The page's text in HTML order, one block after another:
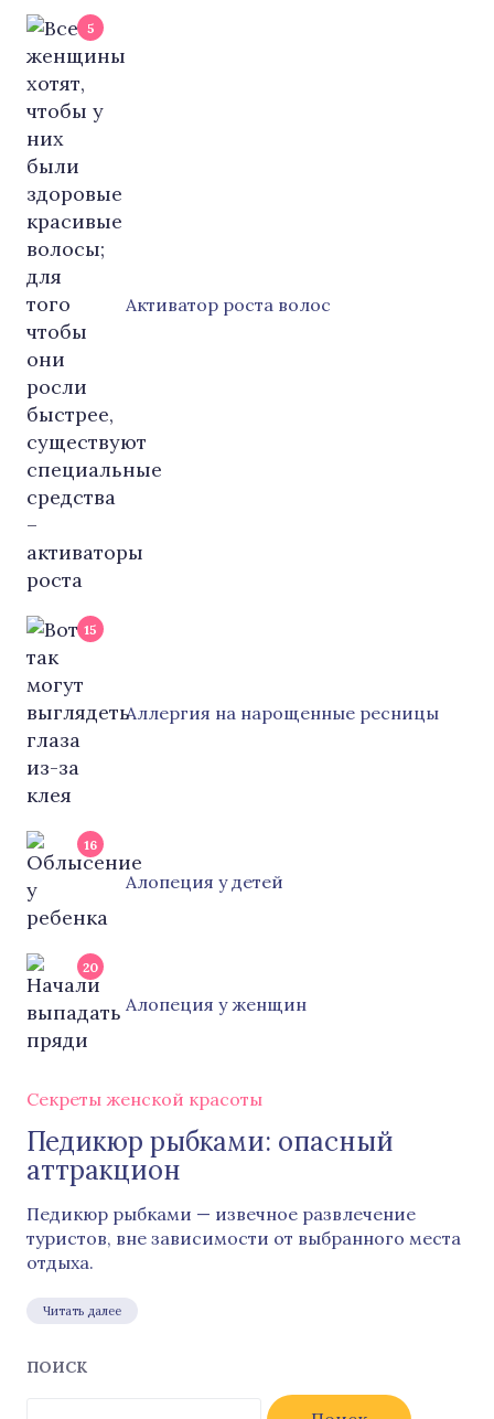
5
Активатор роста волос
15
Аллергия на нарощенные ресницы
16
Алопеция у детей
20
Алопеция у женщин
Секреты женской красоты
Педикюр рыбками: опасный
аттракцион
Педикюр рыбками — извечное развлечение
туристов, вне зависимости от выбранного места
отдыха.
Читать далее
ПОИСК